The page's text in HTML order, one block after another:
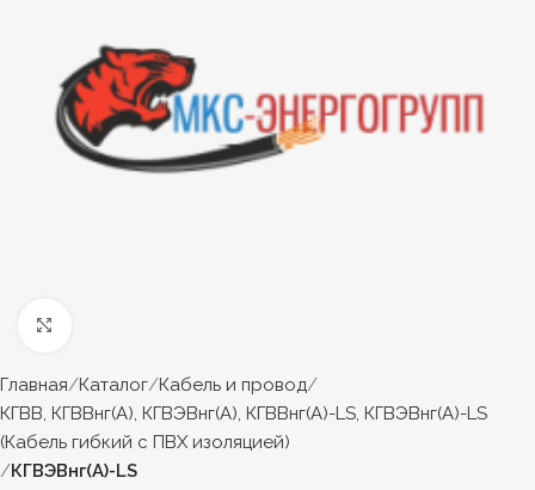
Главная Каталог Кабель и провод
КГВВ, КГВВнг(А), КГВЭВнг(А), КГВВнг(А)-LS, КГВЭВнг(А)-LS
(Кабель гибкий с ПВХ изоляцией)
КГВЭВнг(А)-LS